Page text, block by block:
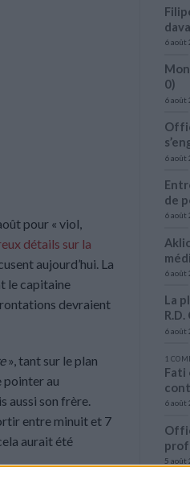
pour « viol,
détails sur la
aujourd’hui. La
le capitaine
devraient
», tant sur le plan
pointer au
aussi son frère.
entre minuit et 7
aurait été
6 août
0)
6 août
6 août
de
6 août
6 août
La
6 août
1
Fati
6 août
5 août